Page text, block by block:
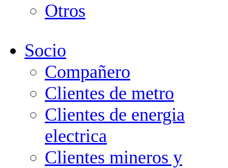
Otros
Socio
Compañero
Clientes de metro
Clientes de energia
electrica
Clientes mineros y